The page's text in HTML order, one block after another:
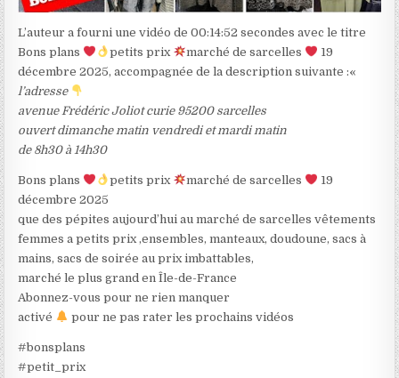
L’auteur a fourni une vidéo de 00:14:52 secondes avec le titre
Bons plans
petits prix marché de sarcelles
19
décembre 2025, accompagnée de la description suivante :«
l’adresse
avenue Frédéric Joliot curie 95200 sarcelles
ouvert dimanche matin vendredi et mardi matin
de 8h30 à 14h30
Bons plans petits prix marché de sarcelles
19
décembre 2025
que des pépites aujourd’hui au marché de sarcelles vêtements
femmes a petits prix ,ensembles, manteaux, doudoune, sacs à
mains, sacs de soirée au prix imbattables,
marché le plus grand en Île-de-France
Abonnez-vous pour ne rien manquer
activé
pour ne pas rater les prochains vidéos
#bonsplans
#petit_prix